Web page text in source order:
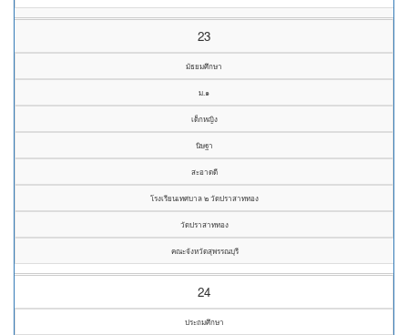
23
มัธยมศึกษา
ม.๑
เด็กหญิง
นิษฐา
สะอาดดี
โรงเรียนเทศบาล ๒ วัดปราสาททอง
วัดปราสาททอง
คณะจังหวัดสุพรรณบุรี
24
ประถมศึกษา